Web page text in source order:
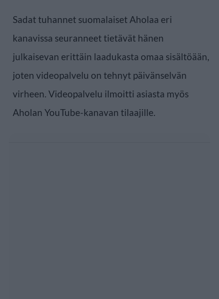
Sadat tuhannet suomalaiset Aholaa eri
kanavissa seuranneet tietävät hänen
julkaisevan erittäin laadukasta omaa sisältöään,
joten videopalvelu on tehnyt päivänselvän
virheen. Videopalvelu ilmoitti asiasta myös
Aholan YouTube-kanavan tilaajille.